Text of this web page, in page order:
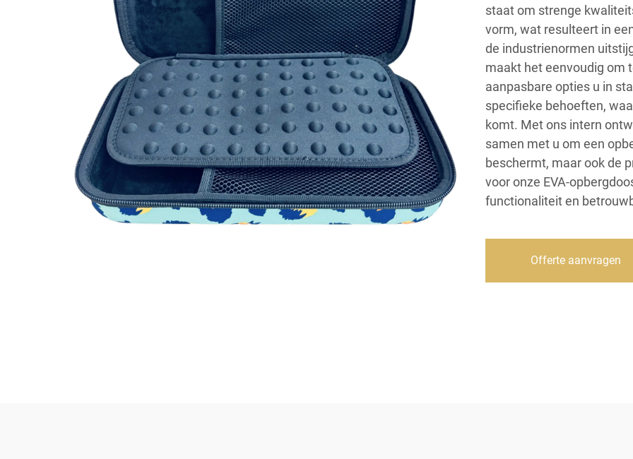
staat om strenge
vorm, wat resulteert in
de industrienormen
maakt het eenvoudig om
aanpasbare opties u in
specifieke behoeften,
komt. Met ons intern
samen met u om een
beschermt, maar ook de
voor onze EVA-
functionaliteit en
Offerte aanvragen